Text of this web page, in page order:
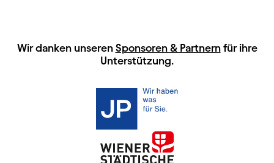
HAUPTSPONSOREN
Wir danken unseren Sponsoren & Partnernfür ihre
Unterstützung.